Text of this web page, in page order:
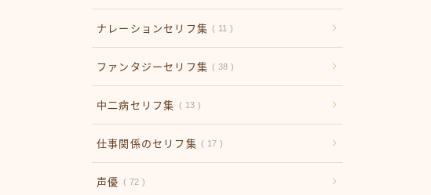
ナレーションセリフ集 11
ファンタジーセリフ集 38
中二病セリフ集 13
仕事関係のセリフ集 17
声優 72